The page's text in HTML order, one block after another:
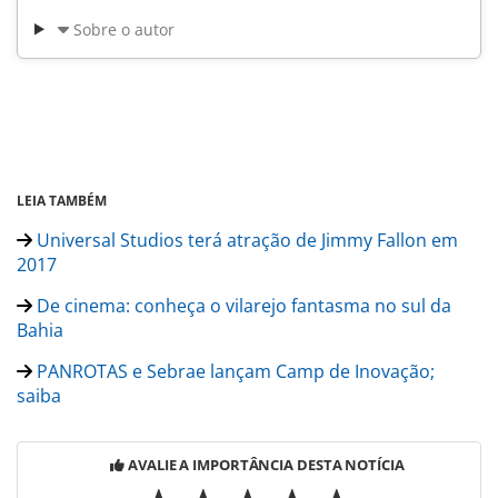
Sobre o autor
LEIA TAMBÉM
Universal Studios terá atração de Jimmy Fallon em
2017
De cinema: conheça o vilarejo fantasma no sul da
Bahia
PANROTAS e Sebrae lançam Camp de Inovação;
saiba
AVALIE A IMPORTÂNCIA DESTA NOTÍCIA